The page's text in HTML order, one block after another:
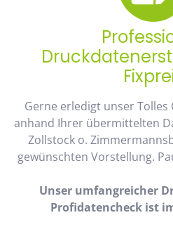
Gerne erledigt unser Tolles
anhand Ihrer übermittelten
Zollstock o.
gewünschten Vorstellung.
Unser umfangreicher
Profidatencheck ist